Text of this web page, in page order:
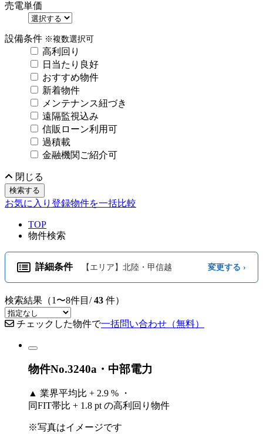
売電単価
設備条件 ※複数選択可
高利回り
日当たり良好
おすすめ物件
新着物件
メンテナンス紐づき
遠隔監視込み
信販ローン利用可
過積載
金融機関ご紹介可
閉じる
検索する
お気に入り登録物件を一括比較
TOP
物件検索
詳細条件 【エリア】北陸・甲信越 変更する ›
検索結果（1〜8件目/43 件）
チェックした物件で一括問い合わせ（無料）
物件No.3240a・中部電力
▲ 業界平均比 + 2.9 % ・
同FIT帯比 + 1.8 pt の高利回り物件
※写真はイメージです